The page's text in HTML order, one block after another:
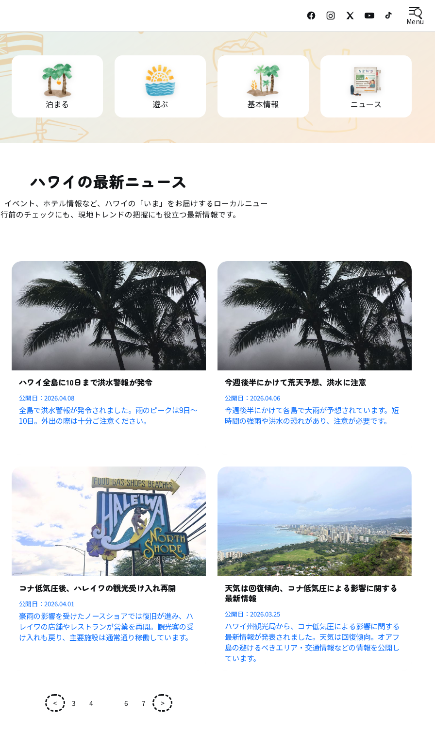
Menu
泊まる 遊ぶ 基本情報 ニュース
ハワイの最新ニュース
イベント、ホテル情報など、ハワイの「いま」をお届けするローカルニュー
前のチェックにも、現地トレンドの把握にも役立つ最新情報です。
ハワイ全島に10日まで洪水警報が発令
公開日：2026.04.08
全島で洪水警報が発令されました。雨のピークは9日〜
10日。外出の際は十分ご注意ください。
今週後半にかけて荒天予想、洪水に注意
公開日：2026.04.06
今週後半にかけて各島で大雨が予想されています。短
時間の強雨や洪水の恐れがあり、注意が必要です。
コナ低気圧後、ハレイワの観光受け入れ再開
公開日：2026.04.01
豪雨の影響を受けたノースショアでは復旧が進み、ハ
レイワの店舗やレストランが営業を再開。観光客の受
け入れも戻り、主要施設は通常通り稼働しています。
天気は回復傾向、コナ低気圧による影響に関する
最新情報
公開日：2026.03.25
ハワイ州観光局から、コナ低気圧による影響に関する
最新情報が発表されました。天気は回復傾向。オアフ
島の避けるべきエリア・交通情報などの情報を公開し
ています。
< 3 4 6 7 >